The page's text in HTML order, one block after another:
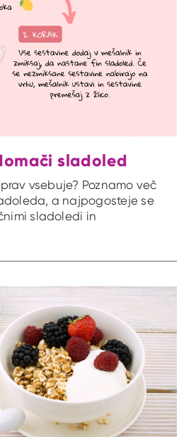
sladoled
vsebuje? Poznamo več
a najpogosteje se
sladoledi in